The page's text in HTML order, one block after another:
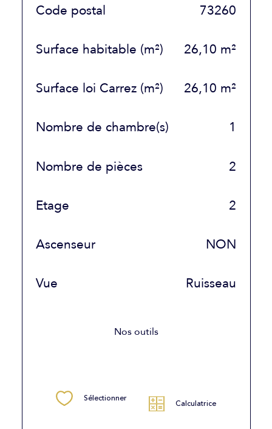
TRAD_SIROCCO_Caracteristique Valeurs
Code postal 73260
Surface habitable (m²) 26,10 m²
Surface loi Carrez (m²) 26,10 m²
Nombre de chambre(s) 1
Nombre de pièces 2
Etage 2
Ascenseur NON
Vue Ruisseau
Nos outils
Sélectionner Calculatrice